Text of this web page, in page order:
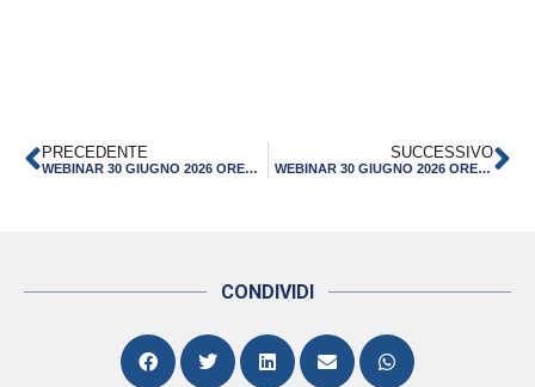
PRECEDENTE
WEBINAR 30 GIUGNO 2026 ORE 11.00 | L’INTERVENTO DI CDP: FINANZA ALTERNATIVA E FINANZIAMENTI DIRETTI A SUPPORTO DELLE PMI
SUCCESSIVO
WEBINAR 30 GIUGNO 2026 ORE 11.00 | L’INTERVENTO DI CDP: FINANZA ALTERNATIVA E FINANZIAMENTI DIRETTI A SUPPORTO DELLE PMI
CONDIVIDI